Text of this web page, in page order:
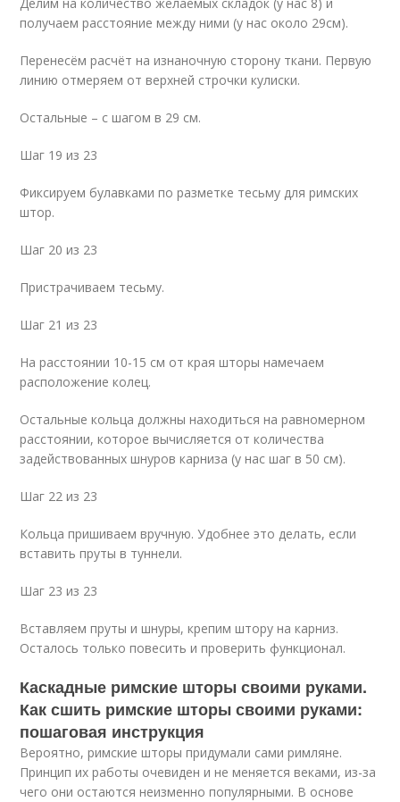
Делим на количество желаемых складок (у нас 8) и
получаем расстояние между ними (у нас около 29см).
Перенесём расчёт на изнаночную сторону ткани. Первую
линию отмеряем от верхней строчки кулиски.
Остальные – с шагом в 29 см.
Шаг 19 из 23
Фиксируем булавками по разметке тесьму для римских
штор.
Шаг 20 из 23
Пристрачиваем тесьму.
Шаг 21 из 23
На расстоянии 10-15 см от края шторы намечаем
расположение колец.
Остальные кольца должны находиться на равномерном
расстоянии, которое вычисляется от количества
задействованных шнуров карниза (у нас шаг в 50 см).
Шаг 22 из 23
Кольца пришиваем вручную. Удобнее это делать, если
вставить пруты в туннели.
Шаг 23 из 23
Вставляем пруты и шнуры, крепим штору на карниз.
Осталось только повесить и проверить функционал.
Каскадные римские шторы своими руками.
Как сшить римские шторы своими руками:
пошаговая инструкция
Вероятно, римские шторы придумали сами римляне.
Принцип их работы очевиден и не меняется веками, из-за
чего они остаются неизменно популярными. В основе